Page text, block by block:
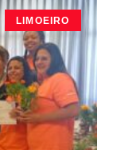
LIMOEIRO